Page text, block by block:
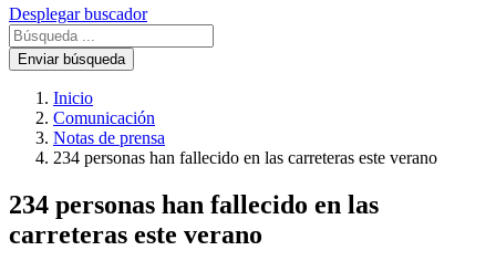
Desplegar buscador
Enviar búsqueda
Inicio
Comunicación
Notas de prensa
234 personas han fallecido en las carreteras este verano
234 personas han fallecido en las
carreteras este verano